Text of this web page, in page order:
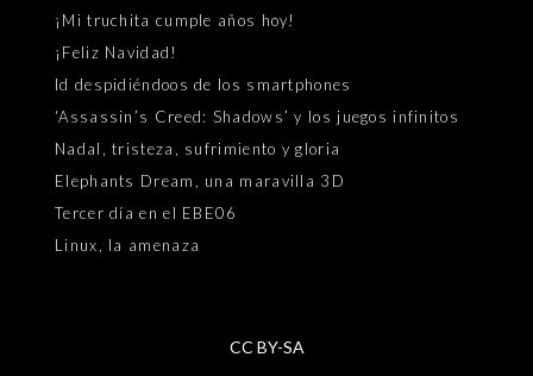
¡Mi truchita cumple años hoy!
¡Feliz Navidad!
Id despidiéndoos de los smartphones
‘Assassin’s Creed: Shadows’ y los juegos infinitos
Nadal, tristeza, sufrimiento y gloria
Elephants Dream, una maravilla 3D
Tercer día en el EBE06
Linux, la amenaza
CC BY-SA